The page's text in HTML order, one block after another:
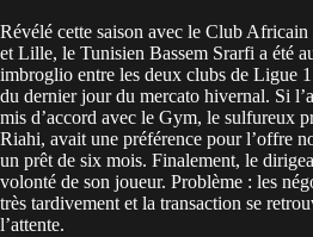
Révélé cette saison avec le Club
et Lille, le Tunisien Bassem Srarfi a été
imbroglio entre les deux clubs de Ligue
du dernier jour du mercato hivernal. Si
mis d’accord avec le Gym, le sulfureux
Riahi, avait une préférence pour l’offre
un prêt de six mois. Finalement, le
volonté de son joueur. Problème : les
très tardivement et la transaction se
l’attente.